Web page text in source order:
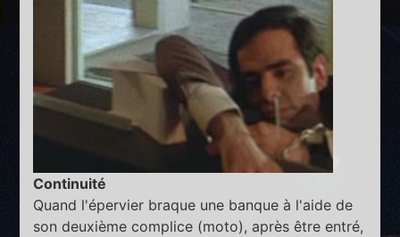
Continuité
Quand l'épervier braque une banque à l'aide de
son deuxième complice (moto), après être entré,